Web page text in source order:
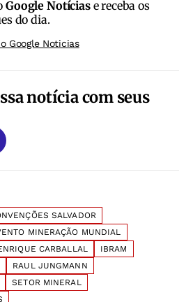
Google Notíciase receba os
do dia.
Google Noticias
notícia com seus
SALVADOR
MINERAÇÃO MUNDIAL
CARBALLAL
IBRAM
RAUL JUNGMANN
SETOR MINERAL